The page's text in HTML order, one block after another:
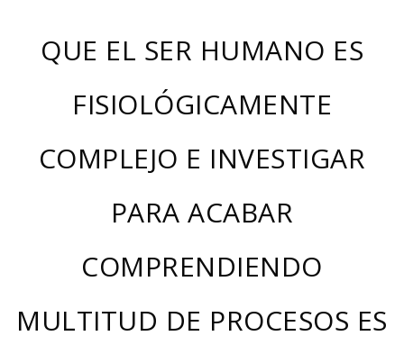
QUE EL SER HUMANO ES
FISIOLÓGICAMENTE
COMPLEJO E INVESTIGAR
PARA ACABAR
COMPRENDIENDO
MULTITUD DE PROCESOS ES